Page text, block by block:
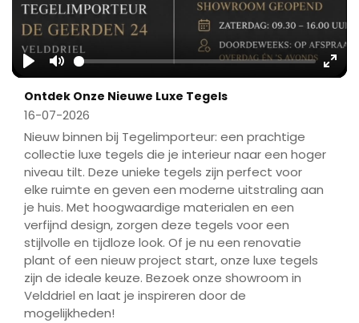
Play Mute
Ontdek Onze Nieuwe Luxe Tegels
16-07-2026
Nieuw binnen bij Tegelimporteur: een prachtige
collectie luxe tegels die je interieur naar een hoger
niveau tilt. Deze unieke tegels zijn perfect voor
elke ruimte en geven een moderne uitstraling aan
je huis. Met hoogwaardige materialen en een
verfijnd design, zorgen deze tegels voor een
stijlvolle en tijdloze look. Of je nu een renovatie
plant of een nieuw project start, onze luxe tegels
zijn de ideale keuze. Bezoek onze showroom in
Velddriel en laat je inspireren door de
mogelijkheden!